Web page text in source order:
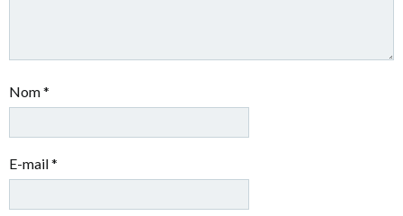
Nom*
E-mail*